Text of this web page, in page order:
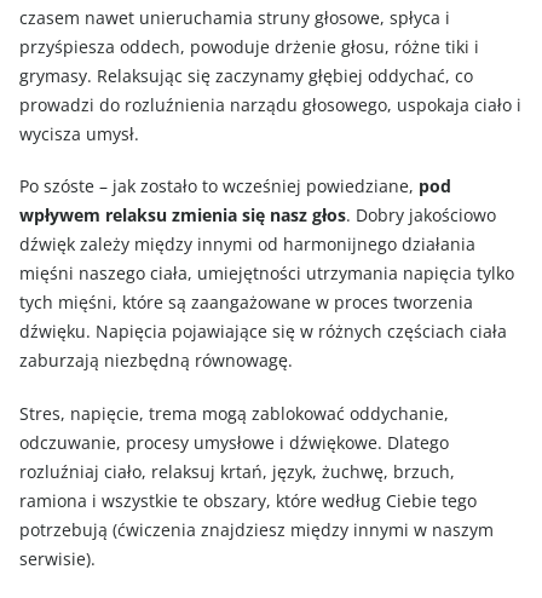
czasem nawet unieruchamia struny głosowe, spłyca i
przyśpiesza oddech, powoduje drżenie głosu, różne tiki i
grymasy. Relaksując się zaczynamy głębiej oddychać, co
prowadzi do rozluźnienia narządu głosowego, uspokaja ciało i
wycisza umysł.
Po szóste – jak zostało to wcześniej powiedziane, pod
wpływem relaksu zmienia się nasz głos. Dobry jakościowo
dźwięk zależy między innymi od harmonijnego działania
mięśni naszego ciała, umiejętności utrzymania napięcia tylko
tych mięśni, które są zaangażowane w proces tworzenia
dźwięku. Napięcia pojawiające się w różnych częściach ciała
zaburzają niezbędną równowagę.
Stres, napięcie, trema mogą zablokować oddychanie,
odczuwanie, procesy umysłowe i dźwiękowe. Dlatego
rozluźniaj ciało, relaksuj krtań, język, żuchwę, brzuch,
ramiona i wszystkie te obszary, które według Ciebie tego
potrzebują (ćwiczenia znajdziesz między innymi w naszym
serwisie).